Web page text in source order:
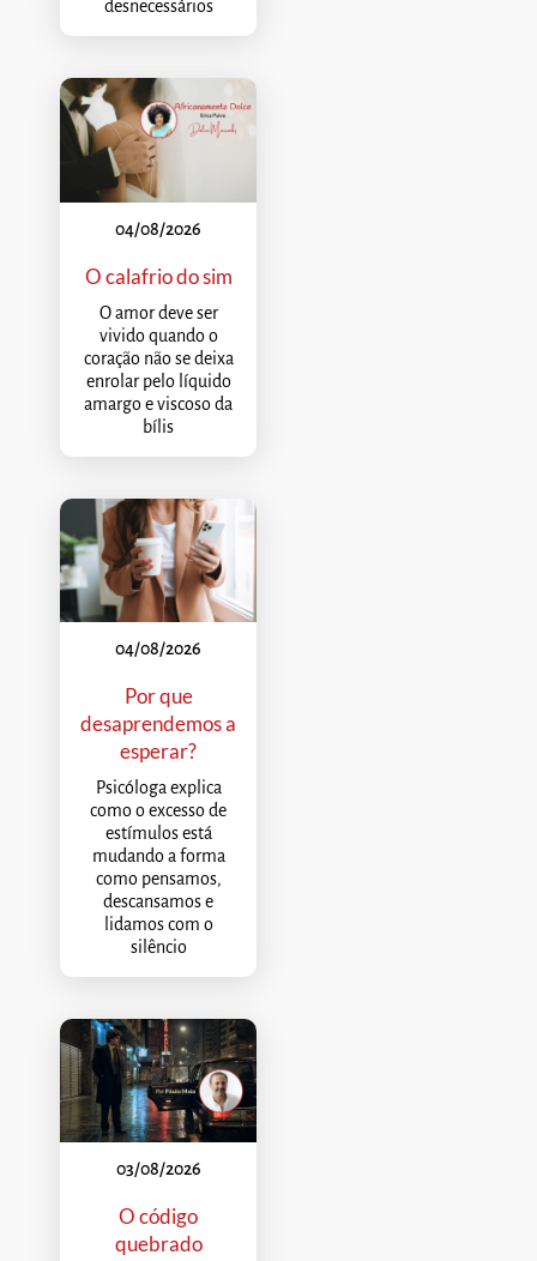
desnecessários
04/08/2026
O calafrio do sim
O amor deve ser
vivido quando o
coração não se deixa
enrolar pelo líquido
amargo e viscoso da
bílis
04/08/2026
Por que
desaprendemos a
esperar?
Psicóloga explica
como o excesso de
estímulos está
mudando a forma
como pensamos,
descansamos e
lidamos com o
silêncio
03/08/2026
O código
quebrado